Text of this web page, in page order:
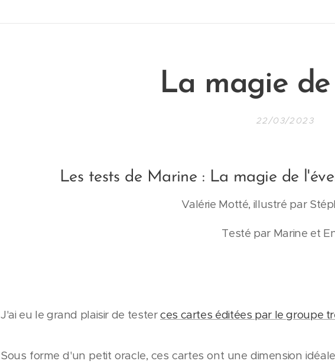
La magie
22/03/2023
Les tests de Marine : La magie de
Valérie Motté, illustré par
Testé par Marine et
J'ai eu le grand plaisir de testerces cartes éditées par le groupe
Sous forme d'un petit oracle, ces cartes ont une dimension